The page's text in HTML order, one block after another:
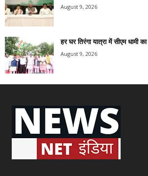
August 9, 2026
हर घर तिरंगा यात्रा में सीएम धामी
August 9, 2026